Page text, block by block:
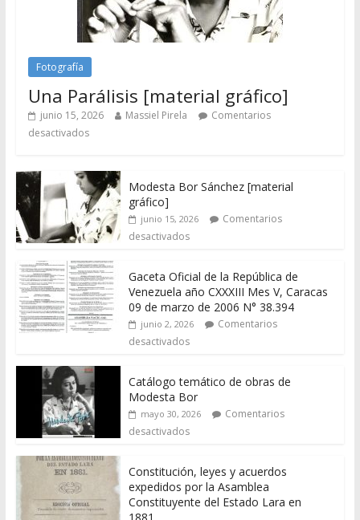
Fotografía
Una Parálisis [material gráfico]
junio 15, 2026 Massiel Pirela
Comentarios
desactivados
Modesta Bor Sánchez [material
gráfico]
junio 15, 2026
Comentarios
desactivados
Gaceta Oficial de la República de
Venezuela año CXXXIII Mes V, Caracas
09 de marzo de 2006 N° 38.394
junio 2, 2026
Comentarios
desactivados
Catálogo temático de obras de
Modesta Bor
mayo 30, 2026
Comentarios
desactivados
Constitución, leyes y acuerdos
expedidos por la Asamblea
Constituyente del Estado Lara en